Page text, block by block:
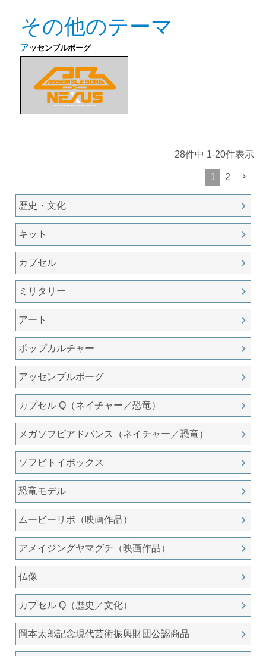
その他のテーマ
アッセンブルボーグ
28件中 1-20件表示
1 2
歴史・文化
キット
カプセル
ミリタリー
アート
ポップカルチャー
アッセンブルボーグ
カプセル Q（ネイチャー／恐竜）
メガソフビアドバンス（ネイチャー／恐竜）
ソフビトイボックス
恐竜モデル
ムービーリボ（映画作品）
アメイジングヤマグチ（映画作品）
仏像
カプセル Q（歴史／文化）
岡本太郎記念現代芸術振興財団公認商品